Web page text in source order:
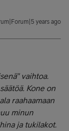
years ago
vaihtoa.
Kone on
raahaamaan
minun
ja tukilakot.